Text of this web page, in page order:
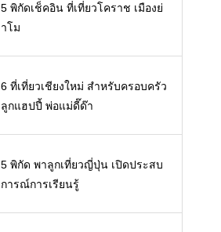
5 พิกัดเช็คอิน ที่เที่ยวโคราช เมืองย่
าโม
6 ที่เที่ยวเชียงใหม่ สำหรับครอบครัว
ลูกแฮปปี้ พ่อแม่ดี๊ด๊า
5 พิกัด พาลูกเที่ยวญี่ปุ่น เปิดประสบ
การณ์การเรียนรู้